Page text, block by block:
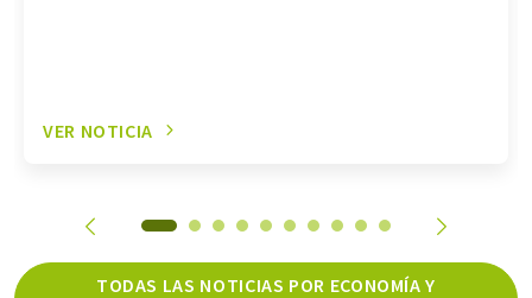
VER NOTICIA
TODAS LAS NOTICIAS POR ECONOMÍA Y